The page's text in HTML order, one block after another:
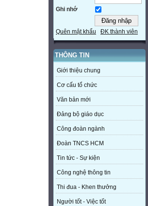
Ghi nhớ
Quên mật khẩu ĐK thành viên
THÔNG TIN
Giới thiệu chung
Cơ cấu tổ chức
Văn bản mới
Đảng bộ giáo dục
Công đoàn ngành
Đoàn TNCS HCM
Tin tức - Sự kiện
Công nghệ thông tin
Thi đua - Khen thưởng
Người tốt - Việc tốt